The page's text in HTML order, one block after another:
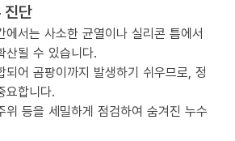
진단
서는 사소한 균열이나 실리콘 틈에서
산될 수 있습니다.
되어 곰팡이까지 발생하기 쉬우므로, 정
요합니다.
위 등을 세밀하게 점검하여 숨겨진 누수